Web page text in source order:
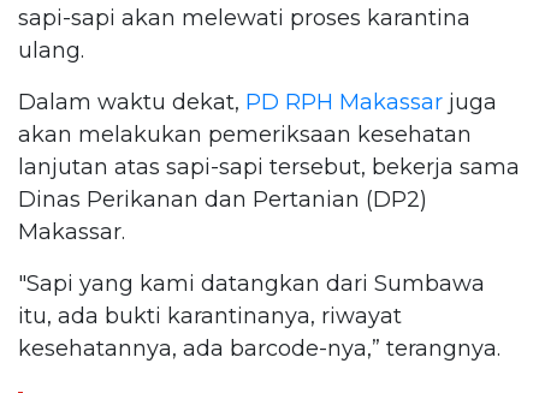
sapi-sapi akan melewati proses karantina
ulang.
Dalam waktu dekat, PD RPH Makassar juga
akan melakukan pemeriksaan kesehatan
lanjutan atas sapi-sapi tersebut, bekerja sama
Dinas Perikanan dan Pertanian (DP2)
Makassar.
"Sapi yang kami datangkan dari Sumbawa
itu, ada bukti karantinanya, riwayat
kesehatannya, ada barcode-nya,” terangnya.